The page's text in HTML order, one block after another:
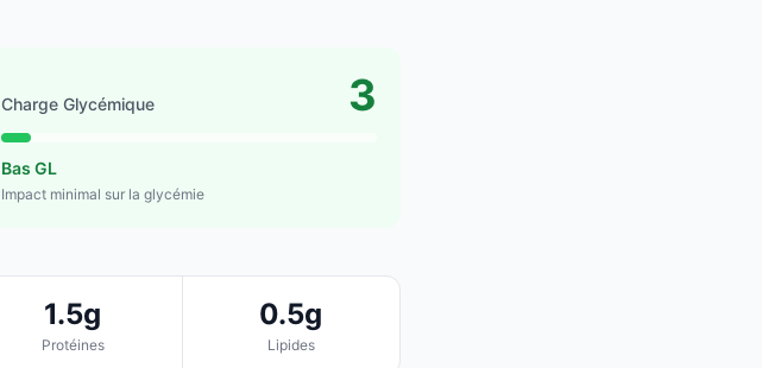
Charge Glycémique 3
Bas GL
Impact minimal sur la glycémie
1.5g
Protéines
0.5g
Lipides